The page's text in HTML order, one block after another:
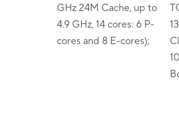
GHz 24M Cache, up to
4.9 GHz, 14 cores: 6 P-
cores and 8 E-cores);